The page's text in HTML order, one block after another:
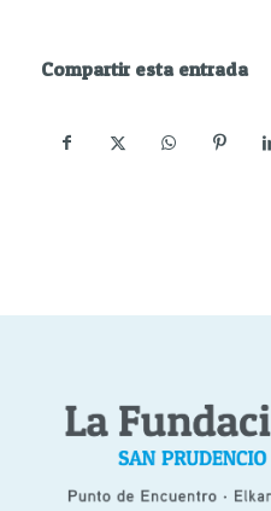
Compartir esta entrada